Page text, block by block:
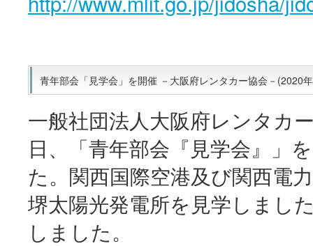
青年部会「見学会」を開催 －大阪府レンタカー協会－(2020
一般社団法人大阪府レンタカ
日、「青年部会『見学会』」
た。関西国際空港及び関西電
堺太陽光発電所を見学しまし
しました。